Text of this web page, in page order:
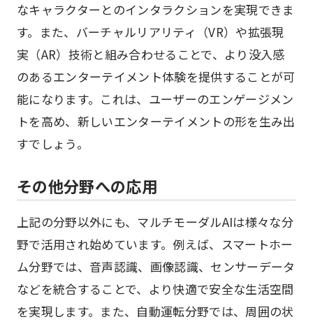
なキャラクターとのインタラクションを実現できま
す。また、バーチャルリアリティ（VR）や拡張現
実（AR）技術と組み合わせることで、より没入感
のあるエンターテイメント体験を提供することが可
能になります。これは、ユーザーのエンゲージメン
トを高め、新しいエンターテイメントの形を生み出
すでしょう。
その他分野への応用
上記の分野以外にも、マルチモーダルAIは様々な分
野で活用され始めています。例えば、スマートホー
ム分野では、音声認識、画像認識、センサーデータ
などを統合することで、より快適で安全な生活空間
を実現します。また、自動運転分野では、周囲の状